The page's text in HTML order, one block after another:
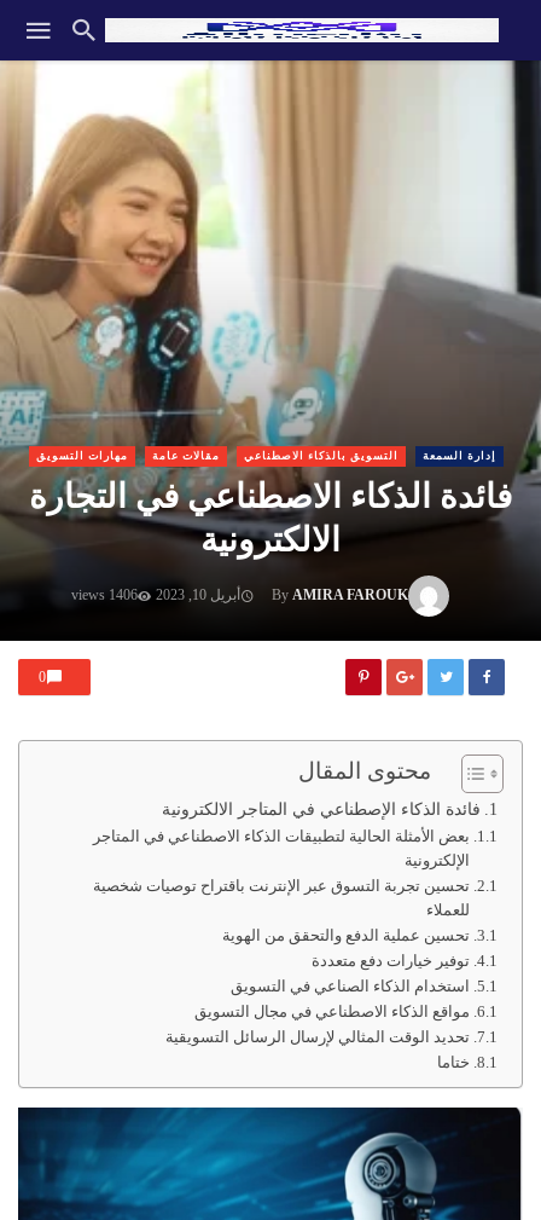
إدارة السمعة التسويق بالذكاء الاصطناعي مقالات عامة مهارات التسويق
فائدة الذكاء الاصطناعي في التجارة
الالكترونية
By AMIRA FAROUK أبريل 10, 2023 1406 views
0
محتوى المقال
فائدة الذكاء الإصطناعي في المتاجر الالكترونية
بعض الأمثلة الحالية لتطبيقات الذكاء الاصطناعي في المتاجر
الإلكترونية
تحسين تجربة التسوق عبر الإنترنت باقتراح توصيات شخصية
للعملاء
تحسين عملية الدفع والتحقق من الهوية
توفير خيارات دفع متعددة
استخدام الذكاء الصناعي في التسويق
مواقع الذكاء الاصطناعي في مجال التسويق
تحديد الوقت المثالي لإرسال الرسائل التسويقية
ختاما